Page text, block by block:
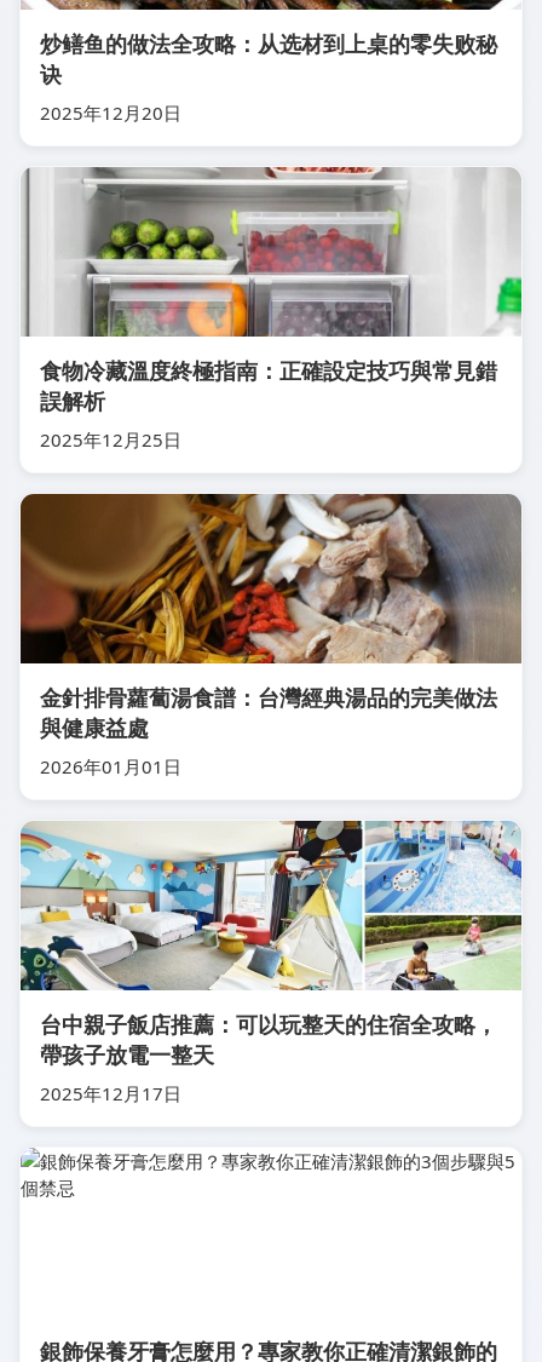
炒鳝鱼的做法全攻略：从选材到上桌的零失败秘
诀
2025年12月20日
食物冷藏溫度終極指南：正確設定技巧與常見錯
誤解析
2025年12月25日
金針排骨蘿蔔湯食譜：台灣經典湯品的完美做法
與健康益處
2026年01月01日
台中親子飯店推薦：可以玩整天的住宿全攻略，
帶孩子放電一整天
2025年12月17日
銀飾保養牙膏怎麼用？專家教你正確清潔銀飾的